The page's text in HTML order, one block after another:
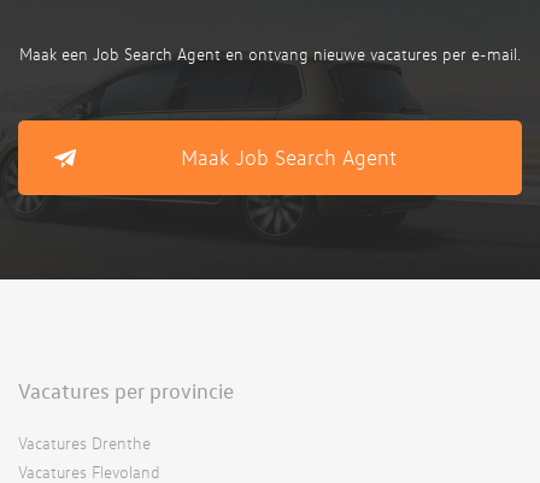
Maak een Job Search Agent en ontvang nieuwe vacatures per e-mail.
Maak Job Search Agent
Vacatures per provincie
Vacatures Drenthe
Vacatures Flevoland